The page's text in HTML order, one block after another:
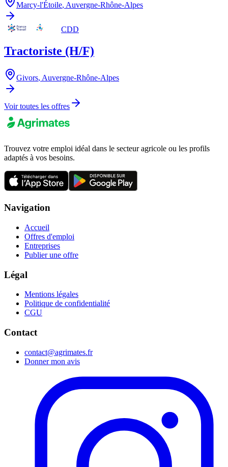
Marcy-l'Étoile, Auvergne-Rhône-Alpes
CDD
Tractoriste (H/F)
Givors, Auvergne-Rhône-Alpes
Voir toutes les offres
Trouvez votre emploi idéal dans le secteur agricole ou les profils
adaptés à vos besoins.
Navigation
Accueil
Offres d'emploi
Entreprises
Publier une offre
Légal
Mentions légales
Politique de confidentialité
CGU
Contact
contact@agrimates.fr
Donner mon avis